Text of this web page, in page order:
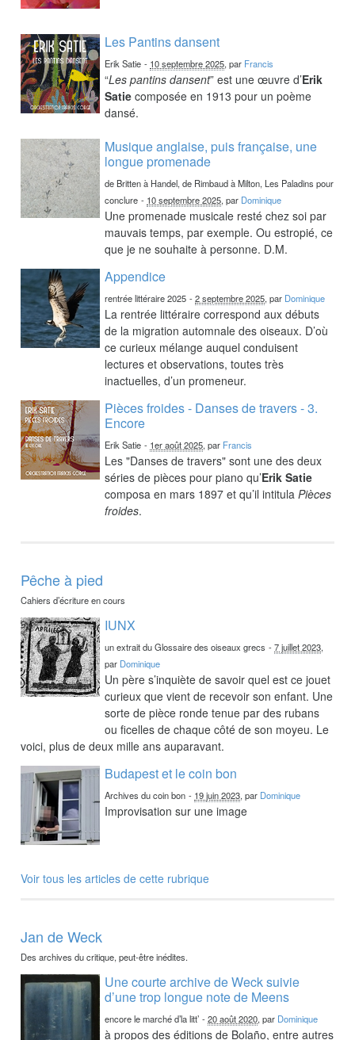
Les Pantins dansent
Erik Satie - 10 septembre 2025, par Francis
“Les pantins dansent” est une œuvre d’Erik
Satie composée en 1913 pour un poème
dansé.
Musique anglaise, puis française, une
longue promenade
de Britten à Handel, de Rimbaud à Milton, Les Paladins pour
conclure - 10 septembre 2025, par Dominique
Une promenade musicale resté chez soi par
mauvais temps, par exemple. Ou estropié, ce
que je ne souhaite à personne. D.M.
Appendice
rentrée littéraire 2025 -2 septembre 2025, par Dominique
La rentrée littéraire correspond aux débuts
de la migration automnale des oiseaux. D’où
ce curieux mélange auquel conduisent
lectures et observations, toutes très
inactuelles, d’un promeneur.
Pièces froides - Danses de travers - 3.
Encore
Erik Satie - 1er août 2025, par Francis
Les "Danses de travers" sont une des deux
séries de pièces pour piano qu’Erik Satie
composa en mars 1897 et qu’il intitulaPièces
froides.
Pêche à pied
Cahiers d’écriture en cours
IUNX
un extrait du Glossaire des oiseaux grecs -7 juillet 2023,
par Dominique
Un père s’inquiète de savoir quel est ce jouet
curieux que vient de recevoir son enfant. Une
sorte de pièce ronde tenue par des rubans
ou ficelles de chaque côté de son moyeu. Le
voici, plus de deux mille ans auparavant.
Budapest et le coin bon
Archives du coin bon - 19 juin 2023, par Dominique
Improvisation sur une image
Voir tous les articles de cette rubrique
Jan de Weck
Des archives du critique, peut-être inédites.
Une courte archive de Weck suivie
d’une trop longue note de Meens
encore le marché d’la litt’ -20 août 2020, par Dominique
à propos des éditions de Bolaño, entre autres